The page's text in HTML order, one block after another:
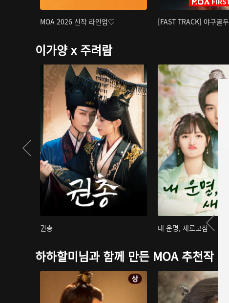
MOA 2026 신작 라인업♡ [FAST TRACK] 야구골두
이가양 x 주려람
권총 내 운명, 새로고침
하하할미님과 함께 만든 MOA 추천작